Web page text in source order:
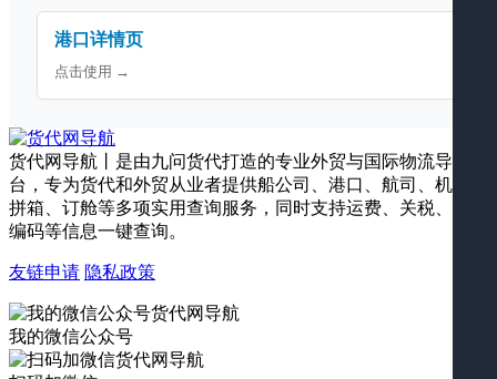
港口详情页
点击使用 →
货代网导航丨是由九问货代打造的专业外贸与国际物流导航平
台，专为货代和外贸从业者提供船公司、港口、航司、机场、
拼箱、订舱等多项实用查询服务，同时支持运费、关税、海关
编码等信息一键查询。
友链申请 隐私政策
我的微信公众号